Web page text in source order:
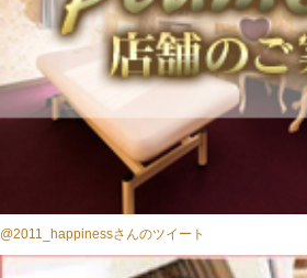
@2011_happinessさんのツイート